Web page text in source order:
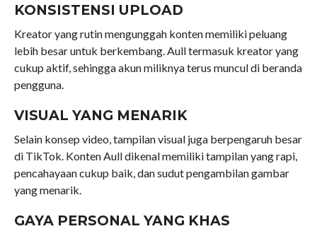
KONSISTENSI UPLOAD
Kreator yang rutin mengunggah konten memiliki peluang
lebih besar untuk berkembang. Aull termasuk kreator yang
cukup aktif, sehingga akun miliknya terus muncul di beranda
pengguna.
VISUAL YANG MENARIK
Selain konsep video, tampilan visual juga berpengaruh besar
di TikTok. Konten Aull dikenal memiliki tampilan yang rapi,
pencahayaan cukup baik, dan sudut pengambilan gambar
yang menarik.
GAYA PERSONAL YANG KHAS